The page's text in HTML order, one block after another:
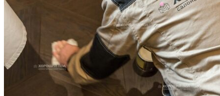
Услуги по реставрации паркета
1 500 ₽
Блог
Интересные статьи о паркете Coswick